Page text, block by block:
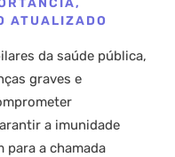
ATUALIZADO
da saúde pública,
graves e
a imunidade
para a chamada